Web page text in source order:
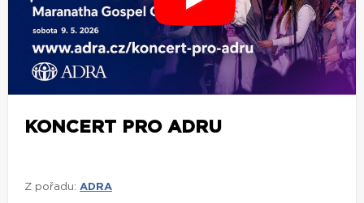
KONCERT PRO ADRU
Z pořadu: ADRA